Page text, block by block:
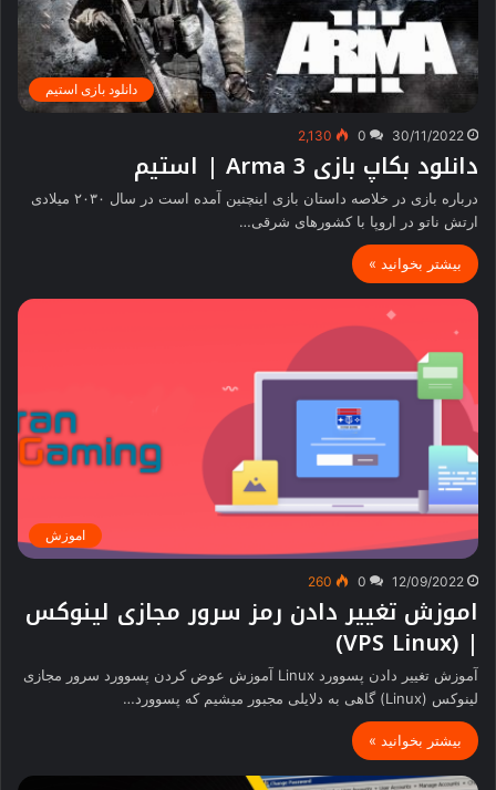
دانلود بازی استیم
30/11/2022
0
2,130
دانلود بکاپ بازی Arma 3 | استیم
درباره بازی در خلاصه داستان بازی اینچنین آمده است در سال ۲۰۳۰ میلادی
ارتش ناتو در اروپا با کشورهای شرقی…
بیشتر بخوانید »
اموزش
12/09/2022
0
260
اموزش تغییر دادن رمز سرور مجازی لینوکس
| (VPS Linux)
آموزش تغییر دادن پسوورد Linux آموزش عوض کردن پسوورد سرور مجازی
لینوکس (Linux) گاهی به دلایلی مجبور میشیم که پسوورد…
بیشتر بخوانید »